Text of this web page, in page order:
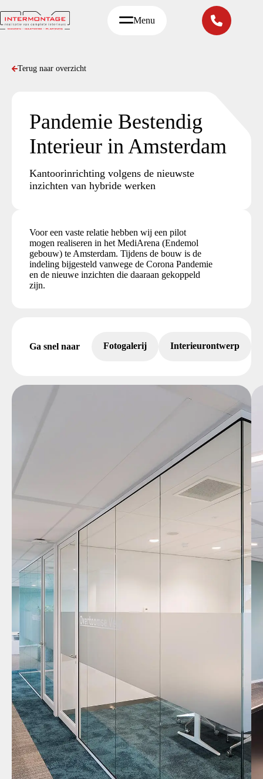
naar
de
Menu
Terug naar overzicht
Pandemie Bestendig
Interieur in Amsterdam
Kantoorinrichting volgens de nieuwste
inzichten van hybride werken
Voor een vaste relatie hebben wij een pilot
mogen realiseren in het MediArena (Endemol
gebouw) te Amsterdam. Tijdens de bouw is de
indeling bijgesteld vanwege de Corona Pandemie
en de nieuwe inzichten die daaraan gekoppeld
zijn.
Ga snel naar Fotogalerij Interieurontwerp